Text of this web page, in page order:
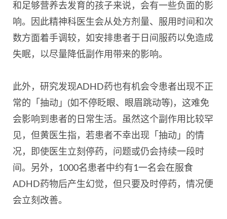
和足够营养去发育的孩子来说，会有一些负面的影
响。因此精神科医生会从处方剂量、服用时间和次
数方面着手调较，如安排患者于日间服药以免造成
失眠，以尽量降低副作用带来的影响。
此外，研究发现ADHD药也有机会令患者出现不正
常的「抽动」(如不停眨眼、眼眉跳动等)，这难免
会影响到患者的日常生活。虽然这个副作用比较罕
见，但黄医生指，若患者不幸出现「抽动」的情
况，即使医生立刻停药，问题或仍会持续一段时
间。另外，1000名患者中约有1一名会在服食
ADHD药物后产生幻觉，但只要及时停药，情况便
会立刻改善。